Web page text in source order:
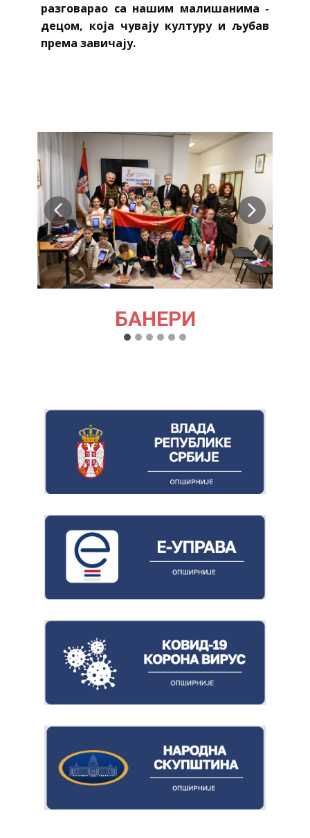
разговарао са нашим малишанима -
децом, која чувају културу и љубав
према завичају.
БАНЕРИ